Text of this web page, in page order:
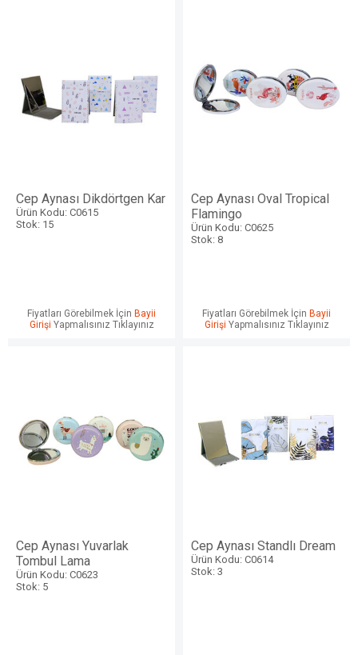
Cep Aynası Dikdörtgen Kar
Ürün Kodu: C0615
Stok: 15
Fiyatları Görebilmek İçin Bayii
Girişi Yapmalısınız Tıklayınız
Cep Aynası Oval Tropical
Flamingo
Ürün Kodu: C0625
Stok: 8
Fiyatları Görebilmek İçin Bayii
Girişi Yapmalısınız Tıklayınız
Cep Aynası Yuvarlak
Tombul Lama
Ürün Kodu: C0623
Stok: 5
Cep Aynası Standlı Dream
Ürün Kodu: C0614
Stok: 3